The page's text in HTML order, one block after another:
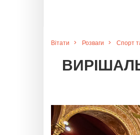
Вітати Розваги Спорт